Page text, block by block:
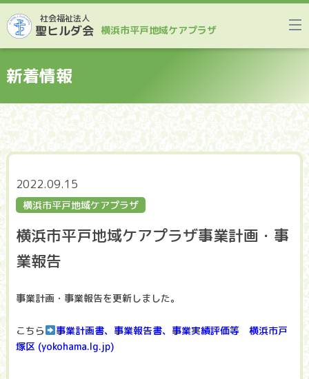
社会福祉法人
聖ヒルダ会 横浜市平戸地域ケアプラザ
新着情報
2022.09.15
横浜市平戸地域ケアプラザ
横浜市平戸地域ケアプラザ事業計画・事
業報告
事業計画・事業報告を更新しました。
こちら
事業計画書、事業報告書、事業実績評価等 横浜市戸
塚区 (yokohama.lg.jp)